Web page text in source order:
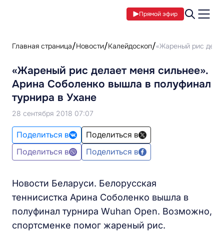
Прямой эфир
Главная страница Новости Калейдоскоп «Жареный рис
«Жареный рис делает меня сильнее».
Арина Соболенко вышла в полуфинал
турнира в Ухане
28 сентября 2018 07:07
Поделиться в
Поделиться в
Поделиться в
Поделиться в
Новости Беларуси. Белорусская
теннисистка Арина Соболенко вышла в
полуфинал турнира Wuhan Open. Возможно,
спортсменке помог жареный рис.